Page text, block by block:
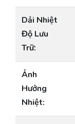
Dải Nhiệt
Độ Lưu
Trữ:
Ảnh
Hưởng
Nhiệt: